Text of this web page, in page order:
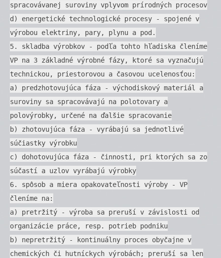
spracovávanej suroviny vplyvom prírodných procesov
d) energetické technologické procesy - spojené v
výrobou elektriny, pary, plynu a pod.
5. skladba výrobkov - podľa tohto hľadiska členíme
VP na 3 základné výrobné fázy, ktoré sa vyznačujú
technickou, priestorovou a časovou ucelenosťou:
a) predzhotovujúca fáza - východiskový materiál a
suroviny sa spracovávajú na polotovary a
polovýrobky, určené na ďalšie spracovanie
b) zhotovujúca fáza - vyrábajú sa jednotlivé
súčiastky výrobku
c) dohotovujúca fáza - činnosti, pri ktorých sa zo
súčastí a uzlov vyrábajú výrobky
6. spôsob a miera opakovateľnosti výroby - VP
členíme na:
a) pretržitý - výroba sa preruší v závislosti od
organizácie práce, resp. potrieb podniku
b) nepretržitý - kontinuálny proces obyčajne v
chemických či hutníckych výrobách; preruší sa len